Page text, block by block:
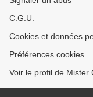
C.G.U.
Cookies et données
Préférences cookies
Voir le profil de Mister